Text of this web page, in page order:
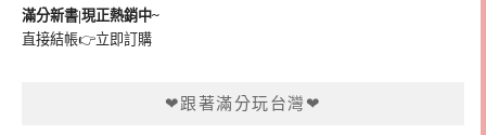
滿分新書|現正熱銷中~
直接結帳👉立即訂購
❤跟著滿分玩台灣❤